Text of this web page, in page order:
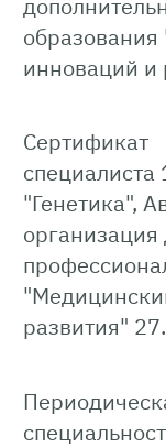
инноваций и
Сертификат
"Генетика",
организация
развития"